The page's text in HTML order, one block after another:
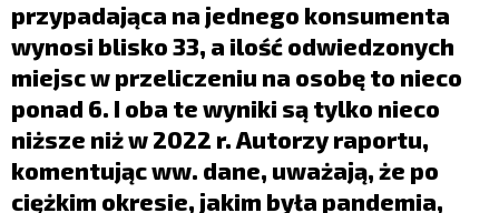
przypadająca na jednego konsumenta
wynosi blisko 33, a ilość odwiedzonych
miejsc w przeliczeniu na osobę to nieco
ponad 6. I oba te wyniki są tylko nieco
niższe niż w 2022 r. Autorzy raportu,
komentując ww. dane, uważają, że po
ciężkim okresie, jakim była pandemia,